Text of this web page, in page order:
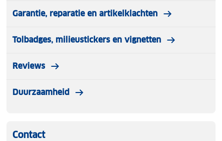
Garantie, reparatie en artikelklachten
Tolbadges, milieustickers en vignetten
Reviews
Duurzaamheid
Contact